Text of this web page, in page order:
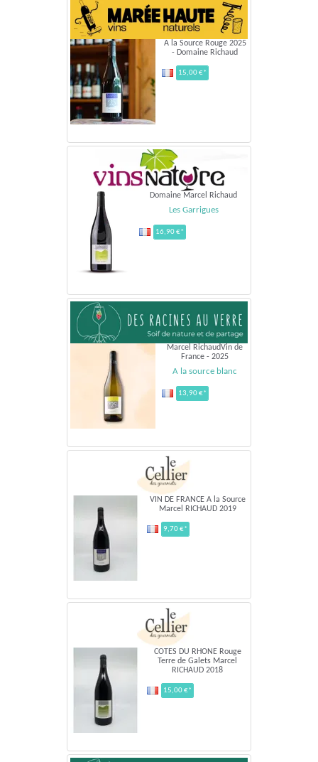
A la Source Rouge 2025
- Domaine Richaud
15,00 €*
Domaine Marcel Richaud
Les Garrigues
16,90 €*
Marcel RichaudVin de
France - 2025
A la source blanc
13,90 €*
VIN DE FRANCE A la Source
Marcel RICHAUD 2019
9,70 €*
COTES DU RHONE Rouge
Terre de Galets Marcel
RICHAUD 2018
15,00 €*